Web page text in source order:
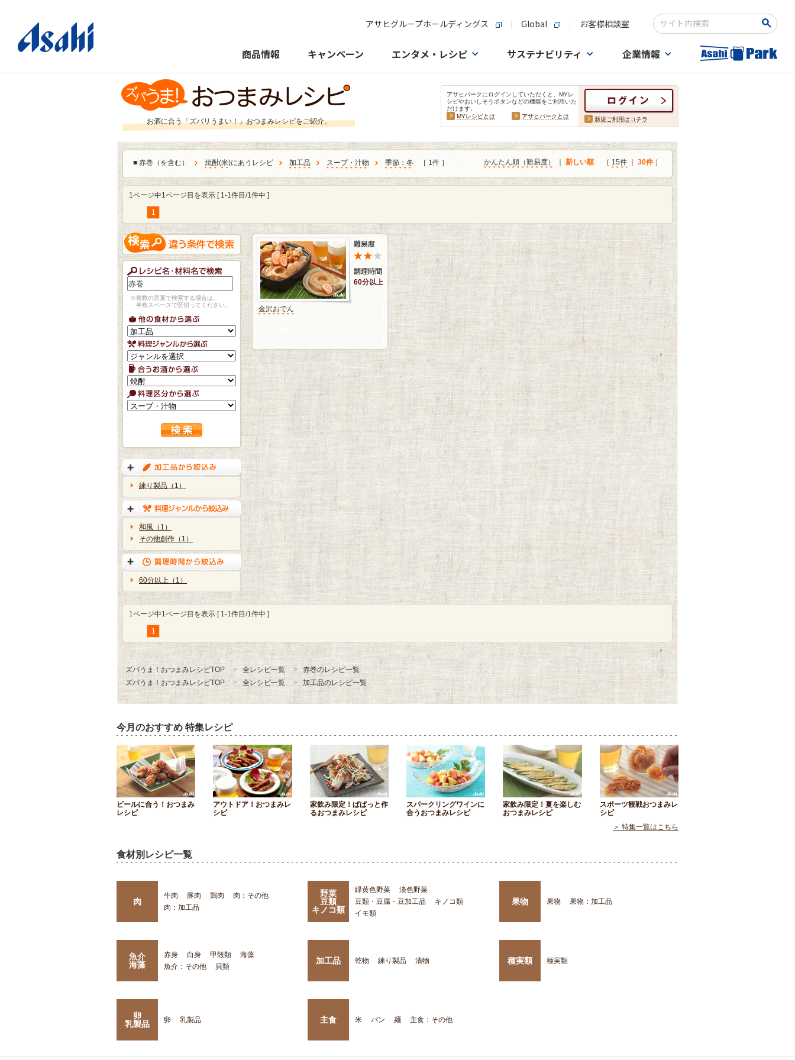
アサヒグループホールディングス Global お客様相談室
検索キーワード入力
商品情報 キャンペーン エンタメ・レシピ サステナビリティ 企業情報
お酒に合う「ズバリうまい！」おつまみレシピをご紹介。
アサヒパークにログインしていただくと、MYレ
シピやおいしそうボタンなどの機能をご利用いた
だけます。
MYレシピとは
アサヒパークとは 新規ご利用はコチラ
■ 赤巻（を含む） 焼酎(米)にあうレシピ 加工品 スープ・汁物 季節：冬 ［ 1件 ］ かんたん順（難易度） 新しい順 ［ 15件 30件 ］
1ページ中1ページ目を表示 [ 1-1件目/1件中 ]
1
※複数の言葉で検索する場合は、
半角スペースで区切ってください。
練り製品（1）
和風（1）
その他創作（1）
60分以上（1）
60分以上
金沢おでん
1ページ中1ページ目を表示 [ 1-1件目/1件中 ]
1
ズバうま！おつまみレシピTOP 全レシピ一覧
赤巻のレシピ一覧
ズバうま！おつまみレシピTOP
全レシピ一覧 加工品のレシピ一覧
今月のおすすめ 特集レシピ
ビールに合う！おつまみ
レシピ
アウトドア！おつまみレ
シピ
家飲み限定！ぱぱっと作
るおつまみレシピ
スパークリングワインに
合うおつまみレシピ
家飲み限定！夏を楽しむ
おつまみレシピ
スポーツ観戦おつまみレ
シピ
＞ 特集一覧はこちら
食材別レシピ一覧
肉
牛肉 豚肉 鶏肉
肉：その他
肉：加工品
野菜
豆類
キノコ類
緑黄色野菜
淡色野菜
豆類・豆腐・豆加工品
キノコ類
イモ類
果物 果物 果物：加工品
魚介
海藻
赤身 白身 甲殻類
海藻
魚介：その他
貝類
加工品 乾物 練り製品 漬物 種実類 種実類
卵
乳製品
卵 乳製品 主食 米 パン 麺 主食：その他